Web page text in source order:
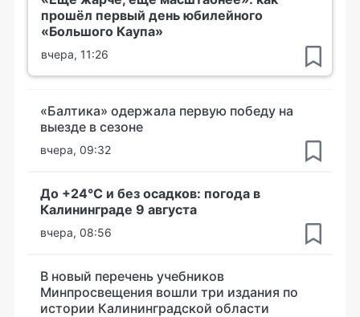
прошёл первый день юбилейного
«Большого Каупа»
вчера, 11:26
«Балтика» одержала первую победу на
выезде в сезоне
вчера, 09:32
До +24°С и без осадков: погода в
Калининграде 9 августа
вчера, 08:56
В новый перечень учебников
Минпросвещения вошли три издания по
истории Калининградской области